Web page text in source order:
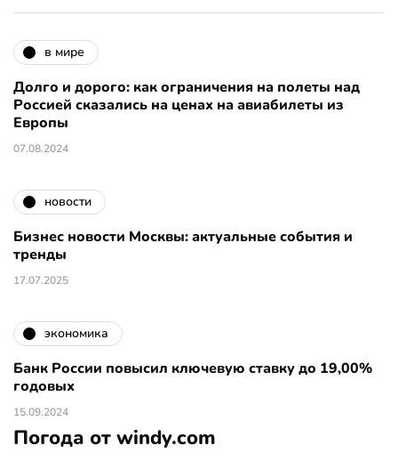
в мире
Долго и дорого: как ограничения на полеты над
Россией сказались на ценах на авиабилеты из
Европы
07.08.2024
новости
Бизнес новости Москвы: актуальные события и
тренды
17.07.2025
экономика
Банк России повысил ключевую ставку до 19,00%
годовых
15.09.2024
Погода от windy.com